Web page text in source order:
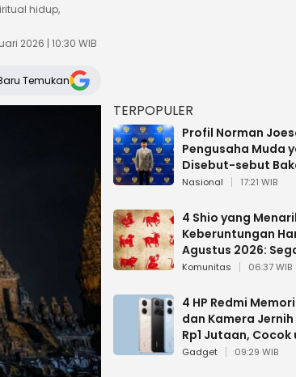
hidup,
2026 | 10:30 WIB
Temukan
TERPOPULER
Profil Norman
Pengusaha Muda
Disebut-sebut
Dilantik Jadi
Nasional 17:21 WIB
4 Shio yang
Keberuntungan
Agustus 2026:
Berjalan Lancar
Komunitas 06:37 WIB
4 HP Redmi
dan Kamera
Rp1 Jutaan, Cocok
Multitasking
Gadget 09:29 WIB